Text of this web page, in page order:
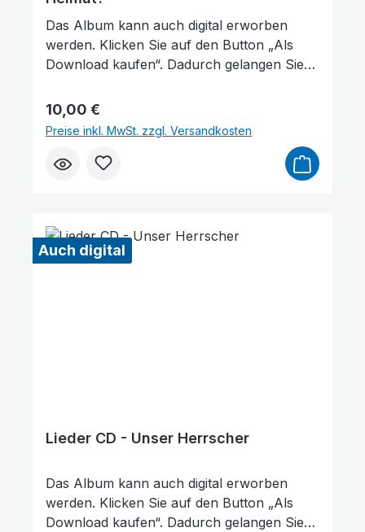
Das Album kann auch digital erworben
werden. Klicken Sie auf den Button „Als
Download kaufen“. Dadurch gelangen Sie
Friedensstimme. Dort finden Sie das Album
und können auch einzelne Tracks (Lieder)
nach Belieben kaufen. Wie gefällt Ihnen
unser Produkt? ★★★★★ Geben Sie
eine Bewertung ab und helfen Sie anderen,
Regulärer Preis:
10,00 €
Preise inkl. MwSt. zzgl. Versandkosten
Auch digital
Lieder CD - Unser Herrscher
Das Album kann auch digital erworben
werden. Klicken Sie auf den Button „Als
Download kaufen“. Dadurch gelangen Sie